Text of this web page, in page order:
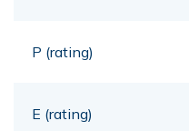
P (rating)
E (rating)